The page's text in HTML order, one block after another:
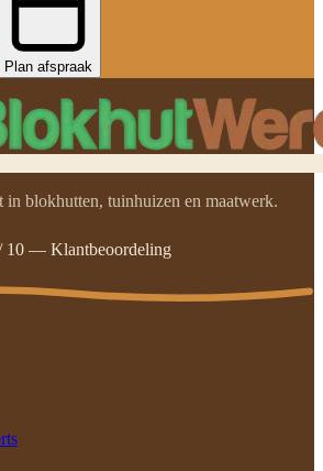
Plan afspraak
in blokhutten, tuinhuizen en maatwerk.
10 — Klantbeoordeling